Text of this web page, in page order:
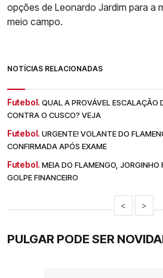
opções de Leonardo Jardim para a
meio campo.
NOTÍCIAS RELACIONADAS
Futebol. QUAL A PROVÁVEL ESCALAÇÃO
CONTRA O CUSCO? VEJA
Futebol. URGENTE! VOLANTE DO
CONFIRMADA APÓS EXAME
Futebol. MEIA DO FLAMENGO, JORGINHO
GOLPE FINANCEIRO
< >
PULGAR PODE SER